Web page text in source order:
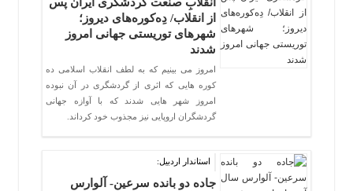
از انقلاب/ دِه‌کوره‌های دیروز؛
شهرهای توریستی جهانی امروز
شدند
امروز می بینیم که به لطف انقلاب اسلامی ده
کوره هایی که اثری از گردشگری در آن نبوده
امروز شهر هایی شدند که با آوازه جهانی
گردشگران اروپایی نیز مجذوب خود کرداند.
استاندار اردبیل:
جاده دو بانده سرعین- آلوارس